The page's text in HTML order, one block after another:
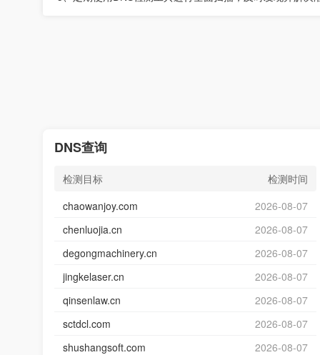
DNS查询
检测目标
检测时间
chaowanjoy.com
2026-08-07
chenluojia.cn
2026-08-07
degongmachinery.cn
2026-08-07
jingkelaser.cn
2026-08-07
qinsenlaw.cn
2026-08-07
sctdcl.com
2026-08-07
shushangsoft.com
2026-08-07